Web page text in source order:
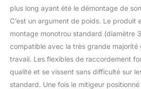
plus long ayant été le démontage de
C’est un argument de poids. Le produit
montage monotrou standard (diamètre
compatible avec la très grande majorité
travail. Les flexibles de raccordement
qualité et se vissent sans difficulté sur
standard. Une fois le mitigeur